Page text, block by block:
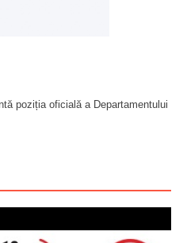
poziția oficială a Departamentului